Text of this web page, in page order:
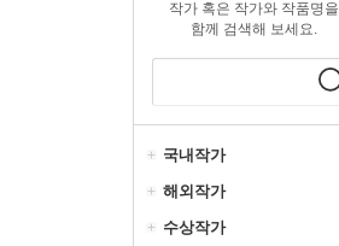
작가 혹은 작가와 작품명을
함께 검색해 보세요.
국내작가
해외작가
수상작가